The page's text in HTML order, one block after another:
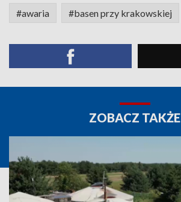
#awaria #basen przy krakowskiej
ZOBACZ TAKŻE